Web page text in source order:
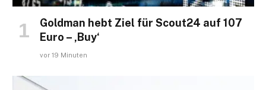
Goldman hebt Ziel für Scout24 auf 107
Euro – ‚Buy‘
vor 19 Minuten